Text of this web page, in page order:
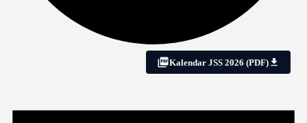
Kalendar JSS 2026 (PDF)